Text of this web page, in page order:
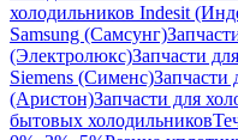
холодильников Indesit
Samsung (Самсунг)
(Электролюкс)Запчасти
Siemens (Сименс)Запчасти
(Аристон)Запчасти для
бытовых холодильников